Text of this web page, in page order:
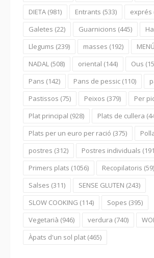
DIETA (981) Entrants (533) exprés
Galetes (22) Guarnicions (445)
Llegums (239) masses (192) MENÚ
NADAL (508) oriental (144) Ous
Pans (142) Pans de pessic (110)
Pastissos (75) Peixos (379) Per
Plat principal (928) Plats de cullera
Plats per un euro per ració (375)
postres (312) Postres individuals
Primers plats (1056) Recopilatoris (59)
Salses (311) SENSE GLUTEN (243)
SLOW COOKING (114) Sopes (395)
Vegetarià (946) verdura (740)
Àpats d'un sol plat (465)